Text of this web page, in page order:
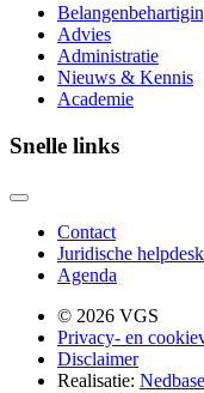
Advies
Administratie
Nieuws & Kennis
Academie
Snelle links
Contact
Juridische helpdesk
Agenda
© 2026 VGS
Privacy- en
Disclaimer
Realisatie: Nedbase